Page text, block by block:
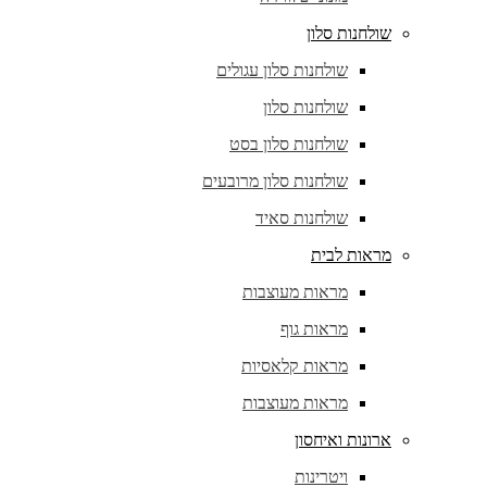
שולחנות סלון
שולחנות סלון עגולים
שולחנות סלון
שולחנות סלון בסט
שולחנות סלון מרובעים
שולחנות סאיד
מראות לבית
מראות מעוצבות
מראות גוף
מראות קלאסיות
מראות מעוצבות
ארונות ואיחסון
ויטרינות